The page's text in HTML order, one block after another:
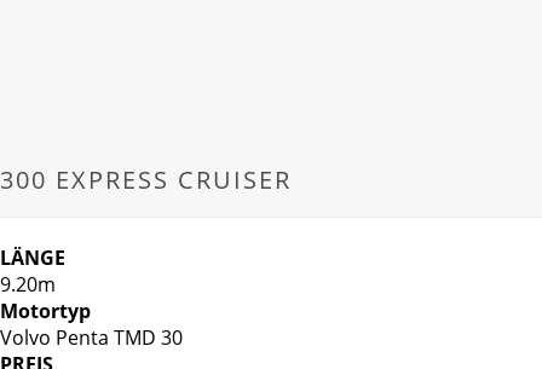
300 EXPRESS CRUISER
LÄNGE
9.20m
Motortyp
Volvo Penta TMD 30